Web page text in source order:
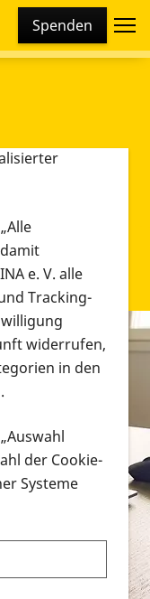
Spenden
zum
Cookies und
Cookies und
e. V. alle
Tracking-
widerrufen,
in den
der Cookie-
Systeme